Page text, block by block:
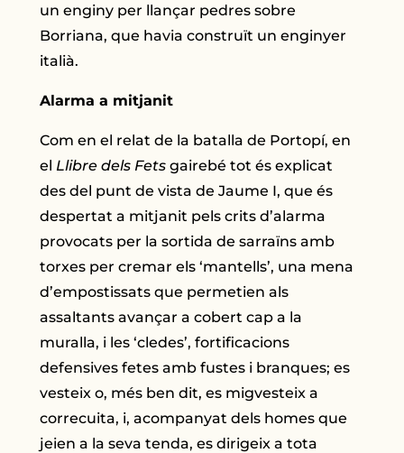
un enginy per llançar pedres sobre
Borriana, que havia construït un enginyer
italià.
Alarma a mitjanit
Com en el relat de la batalla de Portopí, en
el Llibre dels Fets gairebé tot és explicat
des del punt de vista de Jaume I, que és
despertat a mitjanit pels crits d’alarma
provocats per la sortida de sarraïns amb
torxes per cremar els ‘mantells’, una mena
d’empostissats que permetien als
assaltants avançar a cobert cap a la
muralla, i les ‘cledes’, fortificacions
defensives fetes amb fustes i branques; es
vesteix o, més ben dit, es migvesteix a
correcuita, i, acompanyat dels homes que
jeien a la seva tenda, es dirigeix a tota